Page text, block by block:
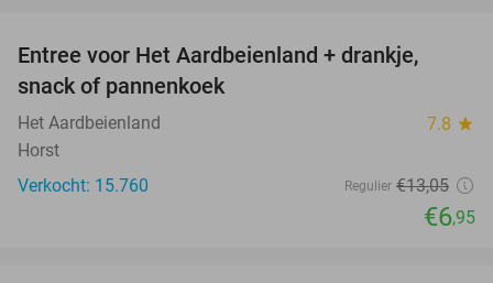
Entree voor Het Aardbeienland + drankje,
snack of pannenkoek
Het Aardbeienland 7.8 star
Horst
Verkocht: 15.760
Regulier €13,05
€6,95